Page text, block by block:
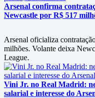
Arsenal confirma
Newcastle por R$ 517
Arsenal oficializa
milhões. Volante deixa
League.
Vini Jr. no Real Madrid:
salarial e interesse do